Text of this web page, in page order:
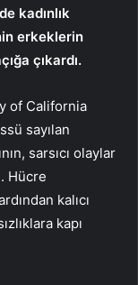
kadınlık
erkeklerin
çıkardı.
of California
sayılan
sarsıcı olaylar
Hücre
kalıcı
kapı